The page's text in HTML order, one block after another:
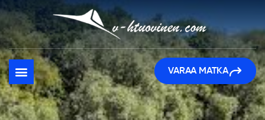
VARAA MATKA